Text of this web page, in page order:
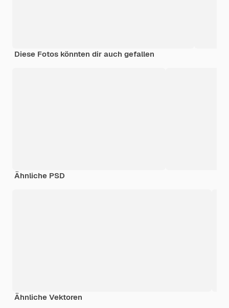
Diese Fotos könnten dir auch gefallen
Ähnliche PSD
Ähnliche Vektoren